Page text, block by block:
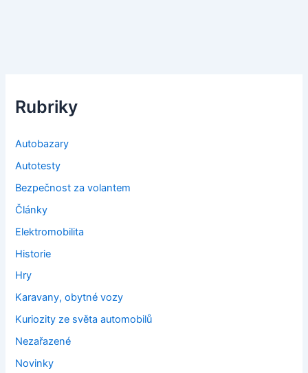
Rubriky
Autobazary
Autotesty
Bezpečnost za volantem
Články
Elektromobilita
Historie
Hry
Karavany, obytné vozy
Kuriozity ze světa automobilů
Nezařazené
Novinky